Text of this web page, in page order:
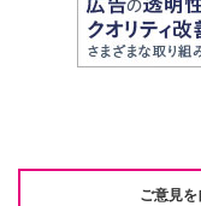
ご意見を